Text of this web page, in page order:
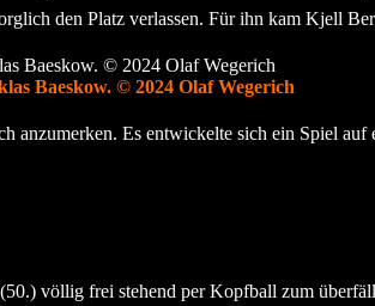
den Platz verlassen. Für ihn kam Kjell
Baeskow. © 2024 Olaf Wegerich
anzumerken. Es entwickelte sich ein Spiel
völlig frei stehend per Kopfball zum